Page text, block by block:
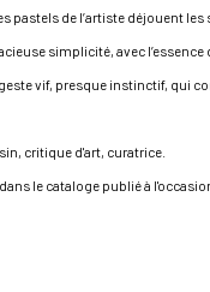
pastels de l’artiste déjouent
simplicité, avec l’essence
vif, presque instinctif, qui
critique d'art, curatrice.
le cataloge publié à